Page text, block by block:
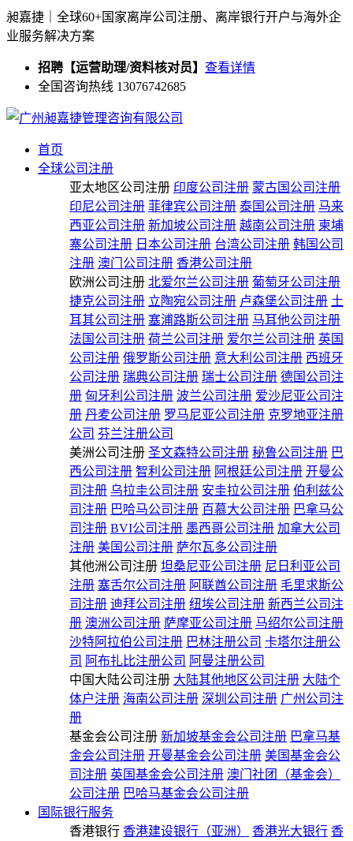
昶嘉捷｜全球60+国家离岸公司注册、离岸银行开户与海外企
业服务解决方案
招聘【运营助理/资料核对员】 查看详情
全国咨询热线 13076742685
首页
全球公司注册
亚太地区公司注册 印度公司注册 蒙古国公司注册
印尼公司注册 菲律宾公司注册 泰国公司注册 马来
西亚公司注册 新加坡公司注册 越南公司注册 柬埔
寨公司注册 日本公司注册 台湾公司注册 韩国公司
注册 澳门公司注册 香港公司注册
欧洲公司注册 北爱尔兰公司注册 葡萄牙公司注册
捷克公司注册 立陶宛公司注册 卢森堡公司注册 土
耳其公司注册 塞浦路斯公司注册 马耳他公司注册
法国公司注册 荷兰公司注册 爱尔兰公司注册 英国
公司注册 俄罗斯公司注册 意大利公司注册 西班牙
公司注册 瑞典公司注册 瑞士公司注册 德国公司注
册 匈牙利公司注册 波兰公司注册 爱沙尼亚公司注
册 丹麦公司注册 罗马尼亚公司注册 克罗地亚注册
公司 芬兰注册公司
美洲公司注册 圣文森特公司注册 秘鲁公司注册 巴
西公司注册 智利公司注册 阿根廷公司注册 开曼公
司注册 乌拉圭公司注册 安圭拉公司注册 伯利兹公
司注册 巴哈马公司注册 百慕大公司注册 巴拿马公
司注册 BVI公司注册 墨西哥公司注册 加拿大公司
注册 美国公司注册 萨尔瓦多公司注册
其他洲公司注册 坦桑尼亚公司注册 尼日利亚公司
注册 塞舌尔公司注册 阿联酋公司注册 毛里求斯公
司注册 迪拜公司注册 纽埃公司注册 新西兰公司注
册 澳洲公司注册 萨摩亚公司注册 马绍尔公司注册
沙特阿拉伯公司注册 巴林注册公司 卡塔尔注册公
司 阿布扎比注册公司 阿曼注册公司
中国大陆公司注册 大陆其他地区公司注册 大陆个
体户注册 海南公司注册 深圳公司注册 广州公司注
册
基金会公司注册 新加坡基金会公司注册 巴拿马基
金会公司注册 开曼基金会公司注册 美国基金会公
司注册 英国基金会公司注册 澳门社团（基金会）
公司注册 巴哈马基金会公司注册
国际银行服务
香港银行 香港建设银行（亚洲） 香港光大银行 香